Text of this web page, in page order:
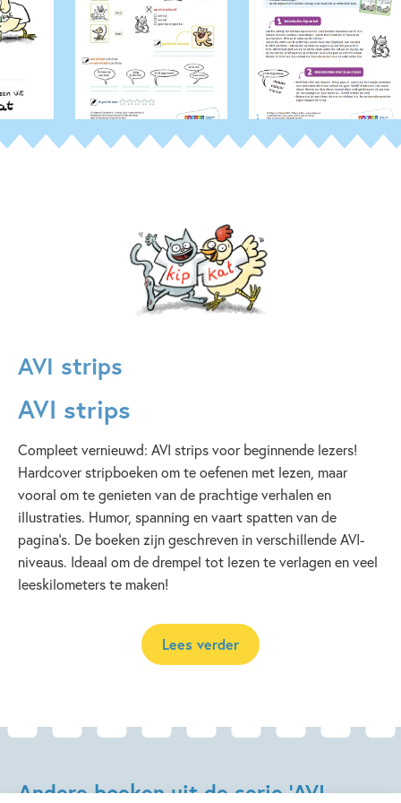
Dagelijks leven
Dieren & natuur
Graphic novel/extra veel beeld
Op & rond school
Woorden & taal
Johan Klungel
AVI strips
AVI strips
Compleet vernieuwd: AVI strips voor beginnende lezers!
Hardcover stripboeken om te oefenen met lezen, maar
vooral om te genieten van de prachtige verhalen en
illustraties. Humor, spanning en vaart spatten van de
pagina's. De boeken zijn geschreven in verschillende AVI-
niveaus. Ideaal om de drempel tot lezen te verlagen en veel
leeskilometers te maken!
Lees verder
Andere boeken uit de serie 'AVI